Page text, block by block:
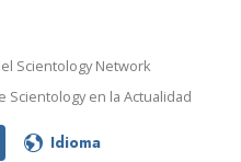
Scientology Network
en la Actualidad
Idioma